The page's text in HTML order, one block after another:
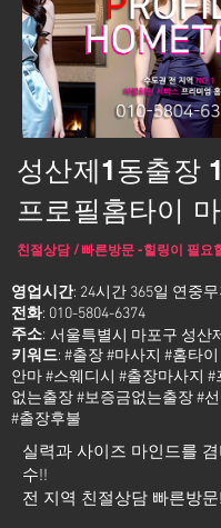
성산제1동출장
프로필홈타이
친절상담 / 빠른방문 -힐링이 필요
영업시간: 24시간 365일 연중
전화: 010-5804-6374
주소:
키워드: #출장 #마사지 #홈타
안마 #스웨디시 #출장마사지 #
없는출장 #보증금없는출장 #
#출장후불
서울특별시 마포구 성산
실력과 사이즈 마인드를
수!!
전 지역 친절상담 빠른방문